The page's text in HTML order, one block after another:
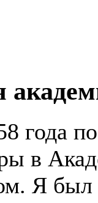
года
в
Я был